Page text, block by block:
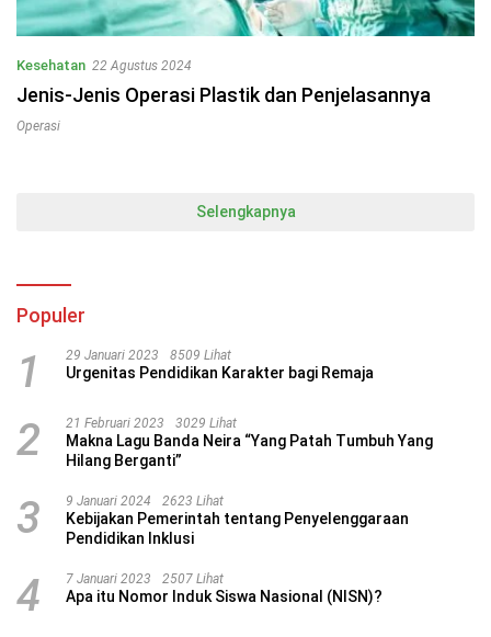
Kesehatan 22 Agustus 2024
Jenis-Jenis Operasi Plastik dan Penjelasannya
Operasi
Selengkapnya
Populer
1 29 Januari 2023 8509 Lihat
Urgenitas Pendidikan Karakter bagi Remaja
2 21 Februari 2023 3029 Lihat
Makna Lagu Banda Neira “Yang Patah Tumbuh Yang
Hilang Berganti”
3 9 Januari 2024 2623 Lihat
Kebijakan Pemerintah tentang Penyelenggaraan
Pendidikan Inklusi
4 7 Januari 2023 2507 Lihat
Apa itu Nomor Induk Siswa Nasional (NISN)?